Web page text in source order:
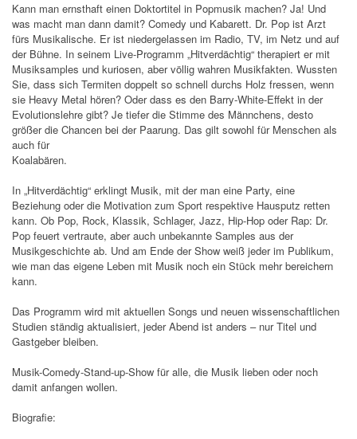
Kann man ernsthaft einen Doktortitel in Popmusik machen? Ja! Und
was macht man dann damit? Comedy und Kabarett. Dr. Pop ist Arzt
fürs Musikalische. Er ist niedergelassen im Radio, TV, im Netz und auf
der Bühne. In seinem Live-Programm „Hitverdächtig“ therapiert er mit
Musiksamples und kuriosen, aber völlig wahren Musikfakten. Wussten
Sie, dass sich Termiten doppelt so schnell durchs Holz fressen, wenn
sie Heavy Metal hören? Oder dass es den Barry-White-Effekt in der
Evolutionslehre gibt? Je tiefer die Stimme des Männchens, desto
größer die Chancen bei der Paarung. Das gilt sowohl für Menschen als
auch für
Koalabären.
In „Hitverdächtig“ erklingt Musik, mit der man eine Party, eine
Beziehung oder die Motivation zum Sport respektive Hausputz retten
kann. Ob Pop, Rock, Klassik, Schlager, Jazz, Hip-Hop oder Rap: Dr.
Pop feuert vertraute, aber auch unbekannte Samples aus der
Musikgeschichte ab. Und am Ende der Show weiß jeder im Publikum,
wie man das eigene Leben mit Musik noch ein Stück mehr bereichern
kann.
Das Programm wird mit aktuellen Songs und neuen wissenschaftlichen
Studien ständig aktualisiert, jeder Abend ist anders – nur Titel und
Gastgeber bleiben.
Musik-Comedy-Stand-up-Show für alle, die Musik lieben oder noch
damit anfangen wollen.
Biografie: